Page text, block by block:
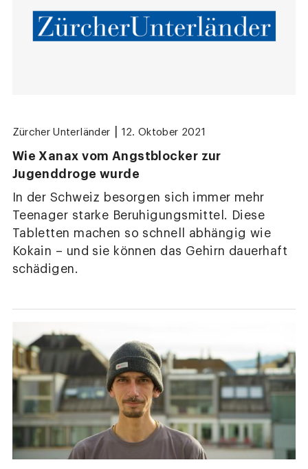
Zürcher Unterländer 12. Oktober 2021
Wie Xanax vom Angstblocker zur
Jugenddroge wurde
In der Schweiz besorgen sich immer mehr
Teenager starke Beruhigungsmittel. Diese
Tabletten machen so schnell abhängig wie
Kokain – und sie können das Gehirn dauerhaft
schädigen.